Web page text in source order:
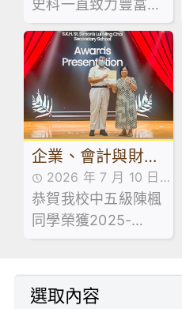
史科一直致力豐富學
生的學習經歷，旨在
讓同學增加歷史學科
知識與技能，並進一
步激發對相關學科的
興趣。
企業、會計與財務
概論科獲獎消息
2026 年 7 月 10 日
學生成就
恭賀我校中五級陳楓
同學榮獲2025-
2026年度香港會計
育協會聯合設立的
「企會財」獎學金，